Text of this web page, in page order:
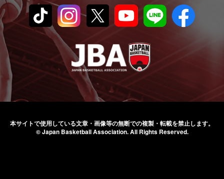
本サイトで使用している文章・画像等の無断での複製・転載を禁止します。
© Japan Basketball Association.All Rights Reserved.